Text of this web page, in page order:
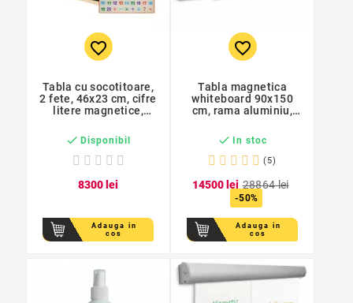
favorite_border
Tabla cu socotitoare,
2 fete, 46x23 cm, cifre
litere magnetice,
 Disponibil
8300 lei
Adauga in
cos
favorite_border
Tabla magnetica
whiteboard 90x150
cm, rama aluminiu,
 In stoc
(5)
14500lei 28864lei
-50%
Adauga in
cos